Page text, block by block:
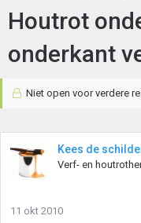
Houtrot
onderkant
Niet open voor verdere
Kees de
Verf- en
11 okt 2010